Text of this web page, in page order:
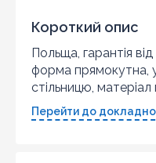
Короткий опис
Польща, гарантія
форма прямокутна,
стільницю, матеріал
Перейти до